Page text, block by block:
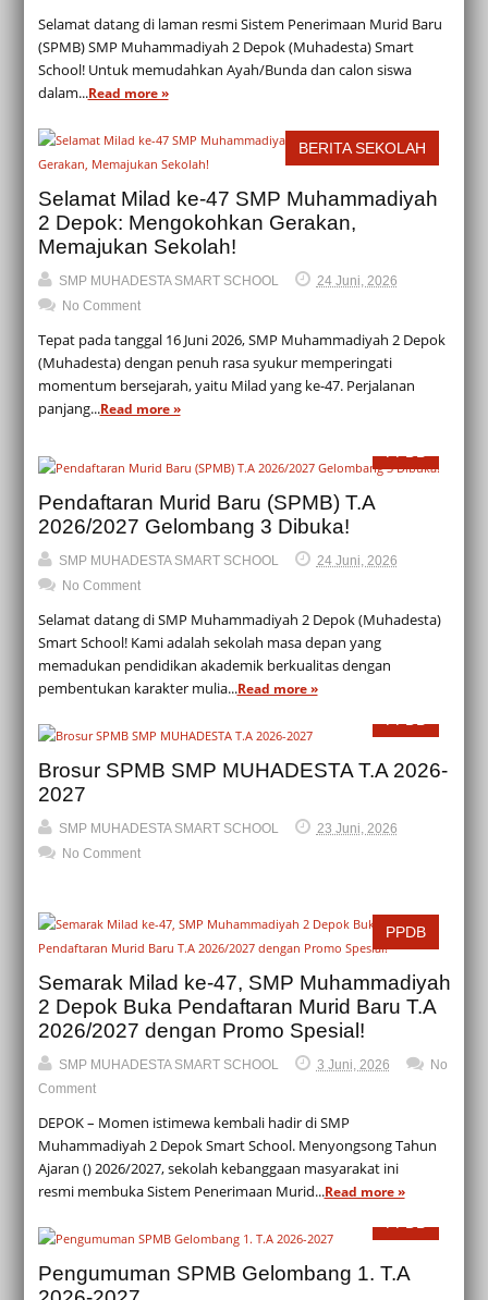
Selamat datang di laman resmi Sistem Penerimaan Murid Baru
(SPMB) SMP Muhammadiyah 2 Depok (Muhadesta) Smart
School! Untuk memudahkan Ayah/Bunda dan calon siswa
dalam...Read more »
BERITA SEKOLAH
Selamat Milad ke-47 SMP Muhammadiyah
2 Depok: Mengokohkan Gerakan,
Memajukan Sekolah!
SMP MUHADESTA SMART SCHOOL
24 Juni, 2026
No Comment
Tepat pada tanggal 16 Juni 2026, SMP Muhammadiyah 2 Depok
(Muhadesta) dengan penuh rasa syukur memperingati
momentum bersejarah, yaitu Milad yang ke-47. Perjalanan
panjang...Read more »
PPDB
Pendaftaran Murid Baru (SPMB) T.A
2026/2027 Gelombang 3 Dibuka!
SMP MUHADESTA SMART SCHOOL
24 Juni, 2026
No Comment
Selamat datang di SMP Muhammadiyah 2 Depok (Muhadesta)
Smart School! Kami adalah sekolah masa depan yang
memadukan pendidikan akademik berkualitas dengan
pembentukan karakter mulia...Read more »
PPDB
Brosur SPMB SMP MUHADESTA T.A 2026-
2027
SMP MUHADESTA SMART SCHOOL
23 Juni, 2026
No Comment
PPDB
Semarak Milad ke-47, SMP Muhammadiyah
2 Depok Buka Pendaftaran Murid Baru T.A
2026/2027 dengan Promo Spesial!
SMP MUHADESTA SMART SCHOOL 3 Juni, 2026
No
Comment
DEPOK – Momen istimewa kembali hadir di SMP
Muhammadiyah 2 Depok Smart School. Menyongsong Tahun
Ajaran () 2026/2027, sekolah kebanggaan masyarakat ini
resmi membuka Sistem Penerimaan Murid...Read more »
PPDB
Pengumuman SPMB Gelombang 1. T.A